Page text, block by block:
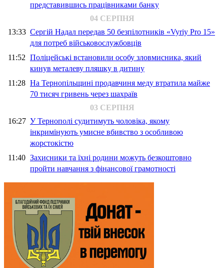
представившись працівниками банку
04 СЕРПНЯ
13:33 Сергій Надал передав 50 безпілотників «Vyriy Pro 15»
для потреб військовослужбовців
11:52 Поліцейські встановили особу зловмисника, який
кинув металеву пляшку в дитину
11:28 На Тернопільщині продавчиня меду втратила майже
70 тисяч гривень через шахраїв
03 СЕРПНЯ
16:27 У Тернополі судитимуть чоловіка, якому
інкримінують умисне вбивство з особливою
жорстокістю
11:40 Захисники та їхні родини можуть безкоштовно
пройти навчання з фінансової грамотності